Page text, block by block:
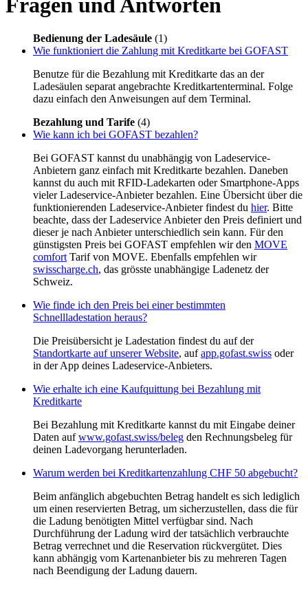
Bedienung der Ladesäule (1)
Wie funktioniert die Zahlung mit Kreditkarte bei GOFAST
Benutze für die Bezahlung mit Kreditkarte das an der
Ladesäulen separat angebrachte Kreditkartenterminal. Folge
dazu einfach den Anweisungen auf dem Terminal.
Bezahlung und Tarife (4)
Wie kann ich bei GOFAST bezahlen?
Bei GOFAST kannst du unabhängig von Ladeservice-
Anbietern ganz einfach mit Kreditkarte bezahlen. Daneben
kannst du auch mit RFID-Ladekarten oder Smartphone-Apps
vieler Ladeservice-Anbieter bezahlen. Eine Übersicht über die
funktionierenden Ladeservice-Anbieter findest du hier. Bitte
beachte, dass der Ladeservice Anbieter den Preis definiert und
dieser je nach Anbieter unterschiedlich sein kann. Für den
günstigsten Preis bei GOFAST empfehlen wir den MOVE
comfort Tarif von MOVE. Ebenfalls empfehlen wir
swisscharge.ch, das grösste unabhängige Ladenetz der
Schweiz.
Wie finde ich den Preis bei einer bestimmten
Schnellladestation heraus?
Die Preisübersicht je Ladestation findest du auf der
Standortkarte auf unserer Website, aufapp.gofast.swiss oder
in der App deines Ladeservice-Anbieters.
Wie erhalte ich eine Kaufquittung bei Bezahlung mit
Kreditkarte
Bei Bezahlung mit Kreditkarte kannst du mit Eingabe deiner
Daten aufwww.gofast.swiss/beleg den Rechnungsbeleg für
deinen Ladevorgang herunterladen.
Warum werden bei Kreditkartenzahlung CHF 50 abgebucht?
Beim anfänglich abgebuchten Betrag handelt es sich lediglich
um einen reservierten Betrag, um sicherzustellen, dass die für
die Ladung benötigten Mittel verfügbar sind. Nach
Durchführung der Ladung wird der tatsächlich verbrauchte
Betrag verrechnet und die Reservation rückvergütet. Dies
kann abhängig vom Kartenanbieter bis zu mehreren Tagen
nach Beendigung der Ladung dauern.